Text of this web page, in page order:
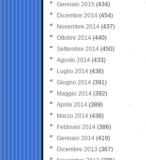
Gennaio 2015 (434)
Dicembre 2014 (454)
Novembre 2014 (437)
Ottobre 2014 (440)
Settembre 2014 (450)
Agosto 2014 (433)
Luglio 2014 (436)
Giugno 2014 (391)
Maggio 2014 (392)
Aprile 2014 (389)
Marzo 2014 (436)
Febbraio 2014 (386)
Gennaio 2014 (419)
Dicembre 2013 (367)